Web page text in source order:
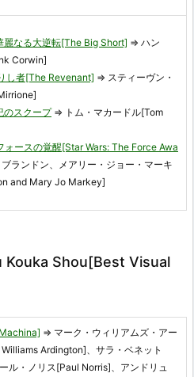
麗なる大逆転[The Big Short] ⇒ ハン
Corwin]
し者[The Revenant] ⇒ スティーヴン・
のスクープ⇒ トム・マカードル[Tom
ォースの覚醒[Star Wars: The Force Awa
ランドン、メアリー・ジョー・マーキ
and Mary Jo Markey]
Kouka Shou[Best Visual
⇒ マーク・ウィリアムズ・アー
Ardington]、サラ・ベネット
ル・ノリス[Paul Norris]、アンドリュ